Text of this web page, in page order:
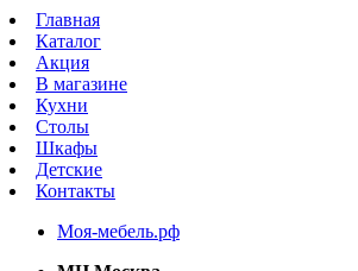
Главная
Каталог
Акция
В магазине
Кухни
Столы
Шкафы
Детские
Контакты
Моя-мебель.рф